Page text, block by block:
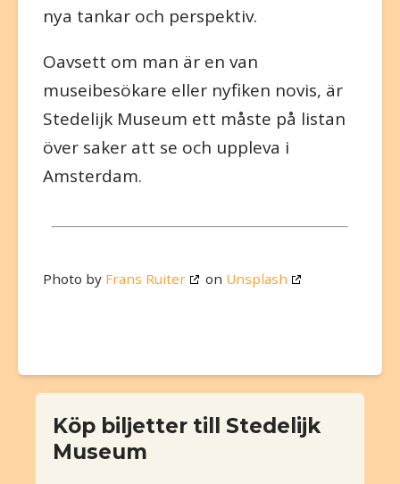
nya tankar och perspektiv.
Oavsett om man är en van
museibesökare eller nyfiken novis, är
Stedelijk Museum ett måste på listan
över saker att se och uppleva i
Amsterdam.
Photo by Frans Ruiter on Unsplash
Köp biljetter till Stedelijk
Museum